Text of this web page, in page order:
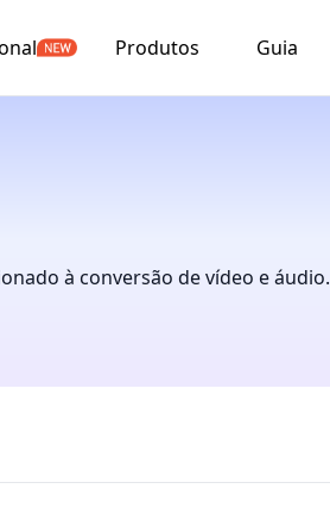
Produtos Guia
à conversão de vídeo e áudio.